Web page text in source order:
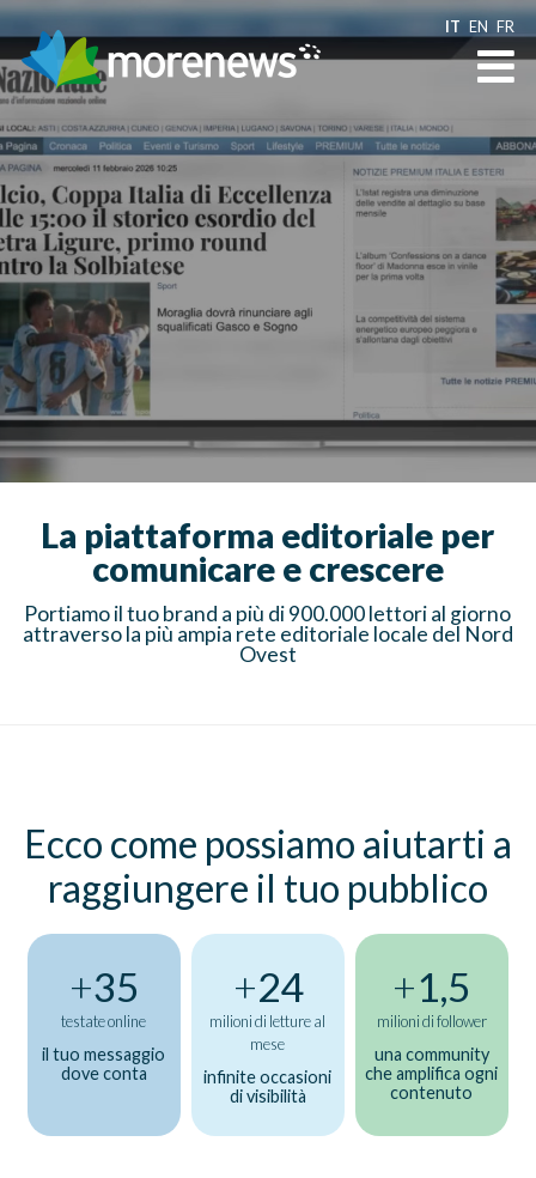
IT EN FR
La piattaforma editoriale per
comunicare e crescere
Portiamo il tuo brand a più di 900.000 lettori al giorno
attraverso la più ampia rete editoriale locale del Nord
Ovest
Ecco come possiamo aiutarti a
raggiungere il tuo pubblico
+35
testate online
il tuo messaggio
dove conta
+24
milioni di letture al
mese
infinite occasioni
di visibilità
+1,5
milioni di follower
una community
che amplifica ogni
contenuto